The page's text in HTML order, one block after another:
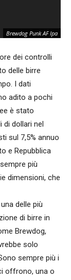
Brewdog Punk AF Ipa
dei controlli
delle birre
I dati
adito a pochi
è stato
di dollari nel
sul 7,5% annuo
e Repubblica
più
dimensioni, che
delle più
di birre in
Brewdog,
solo
sempre più i
offrono, una o